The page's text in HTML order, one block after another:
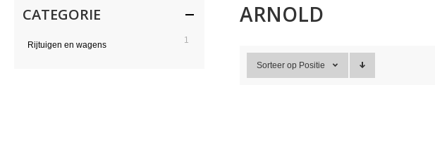
ARNOLD
Sorteer op Positie
CATEGORIE
Rijtuigen en wagens 1